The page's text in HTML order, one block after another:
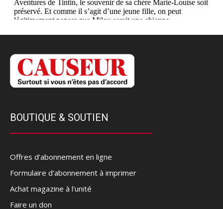
BOUTIQUE & SOUTIEN
Offres d’abonnement en ligne
Formulaire d'abonnement à imprimer
Achat magazine à l'unité
Faire un don